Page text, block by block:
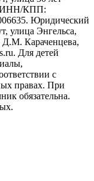
ИНН/КПП:
Юридический
улица Энгельса,
Д.М. Караченцева,
Для детей
с
правах. При
обязательна.